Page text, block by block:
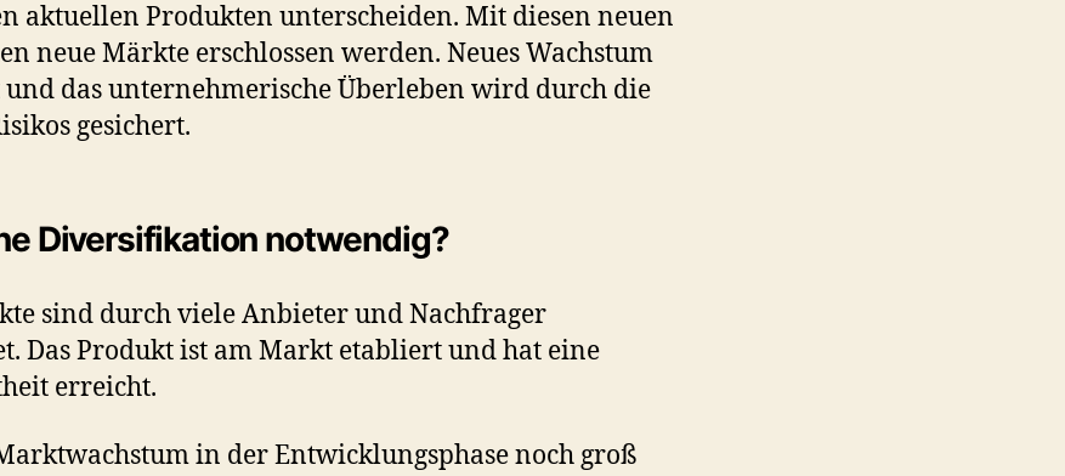
aktuellen Produkten unterscheiden. Mit diesen neuen
neue Märkte erschlossen werden. Neues Wachstum
das unternehmerische Überleben wird durch die
gesichert.
Diversifikation notwendig?
sind durch viele Anbieter und Nachfrager
Das Produkt ist am Markt etabliert und hat eine
erreicht.
in der Entwicklungsphase noch groß